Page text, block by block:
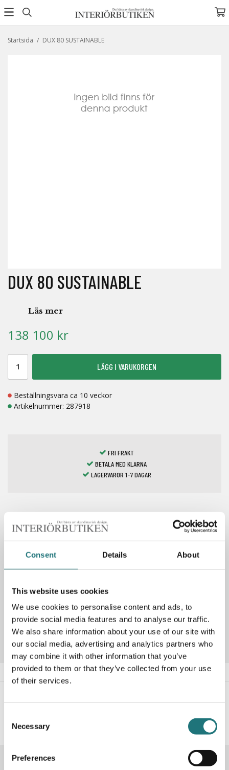
Consent Details About
This website uses cookies
We use cookies to personalise content and ads, to
provide social media features and to analyse our traffic.
We also share information about your use of our site with
our social media, advertising and analytics partners who
may combine it with other information that you’ve
provided to them or that they’ve collected from your use
of their services.
Selection
Necessary
Preferences
Startsida / DUX 80 SUSTAINABLE
DUX 80 SUSTAINABLE
Läs mer
138 100 kr
LÄGG I VARUKORGEN
Beställningsvara ca 10 veckor
Artikelnummer: 287918
FRI FRAKT
BETALA MED KLARNA
LAGERVAROR 1-7 DAGAR
Spara som favorit
Artikelnummer 287918